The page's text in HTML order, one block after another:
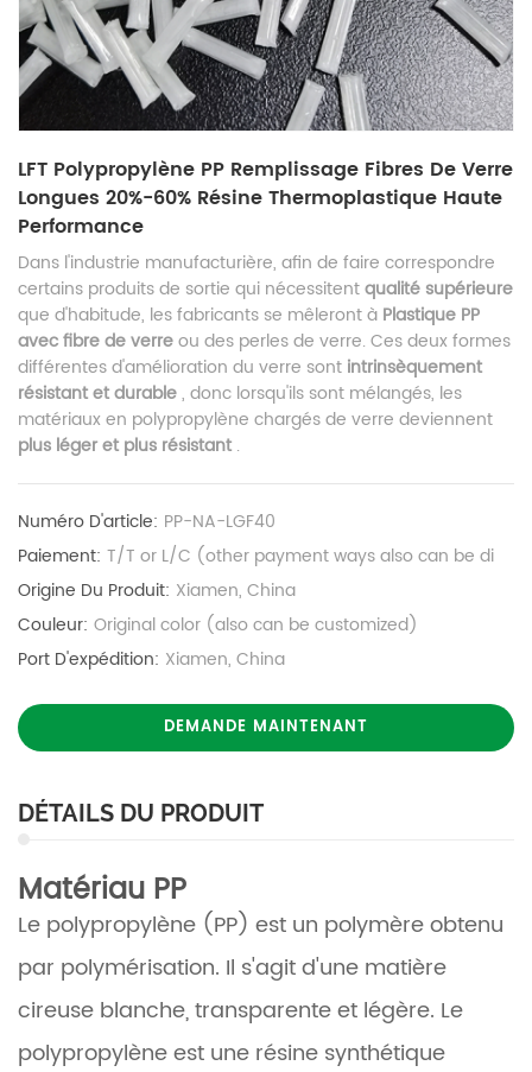
LFT Polypropylène PP Remplissage Fibres De Verre
Longues 20%-60% Résine Thermoplastique Haute
Performance
Dans l'industrie manufacturière, afin de faire correspondre
certains produits de sortie qui nécessitentqualité supérieure
que d'habitude, les fabricants se mêleront à Plastique PP
avec fibre de verreou des perles de verre. Ces deux formes
différentes d'amélioration du verre sont intrinsèquement
résistant et durable, donc lorsqu'ils sont mélangés, les
matériaux en polypropylène chargés de verre deviennent
plus léger et plus résistant .
Numéro D'article: PP-NA-LGF40
Paiement: T/T or L/C (other payment ways also can be di
Origine Du Produit: Xiamen, China
Couleur: Original color (also can be customized)
Port D'expédition: Xiamen, China
DEMANDE MAINTENANT
DÉTAILS DU PRODUIT
Matériau PP
Le polypropylène (PP) est un polymère obtenu
par polymérisation. Il s'agit d'une matière
cireuse blanche, transparente et légère. Le
polypropylène est une résine synthétique